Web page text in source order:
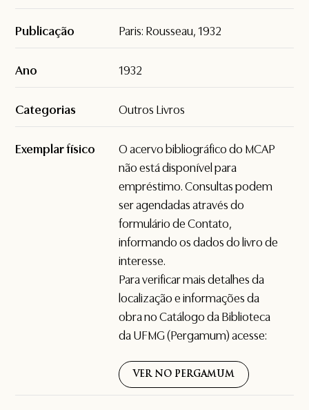
Publicação Paris: Rousseau, 1932
Ano 1932
Categorias Outros Livros
Exemplar físico
O acervo bibliográfico do MCAP
não está disponível para
empréstimo. Consultas podem
ser agendadas através do
formulário deContato,
informando os dados do livro de
interesse.
Para verificar mais detalhes da
localização e informações da
obra no Catálogo da Biblioteca
da UFMG (Pergamum) acesse:
VER NO PERGAMUM